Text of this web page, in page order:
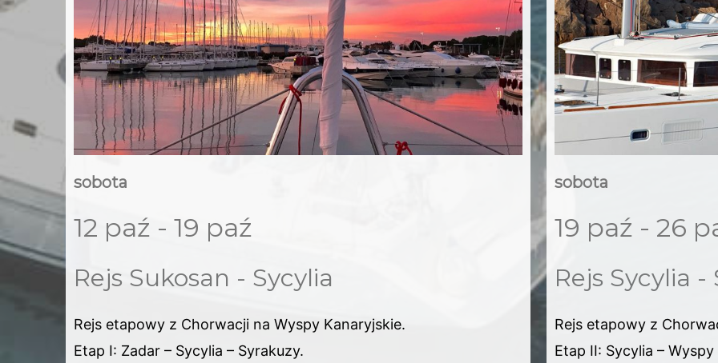
sobota
12 paź - 19 paź
Rejs Sukosan - Sycylia
Rejs etapowy z Chorwacji na Wyspy Kanaryjskie.
Etap I: Zadar – Sycylia – Syrakuzy.
sobota
19 paź - 26
Rejs Sycylia
Rejs etapowy z
Etap II: Sycylia –